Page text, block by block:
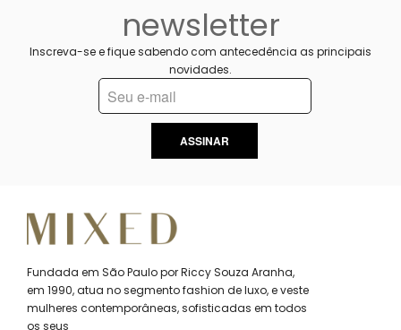
newsletter
Inscreva-se e fique sabendo com antecedência as principais
novidades.
ASSINAR
Fundada em São Paulo por Riccy Souza Aranha,
em 1990, atua no segmento fashion de luxo, e veste
mulheres contemporâneas, sofisticadas em todos
os seus